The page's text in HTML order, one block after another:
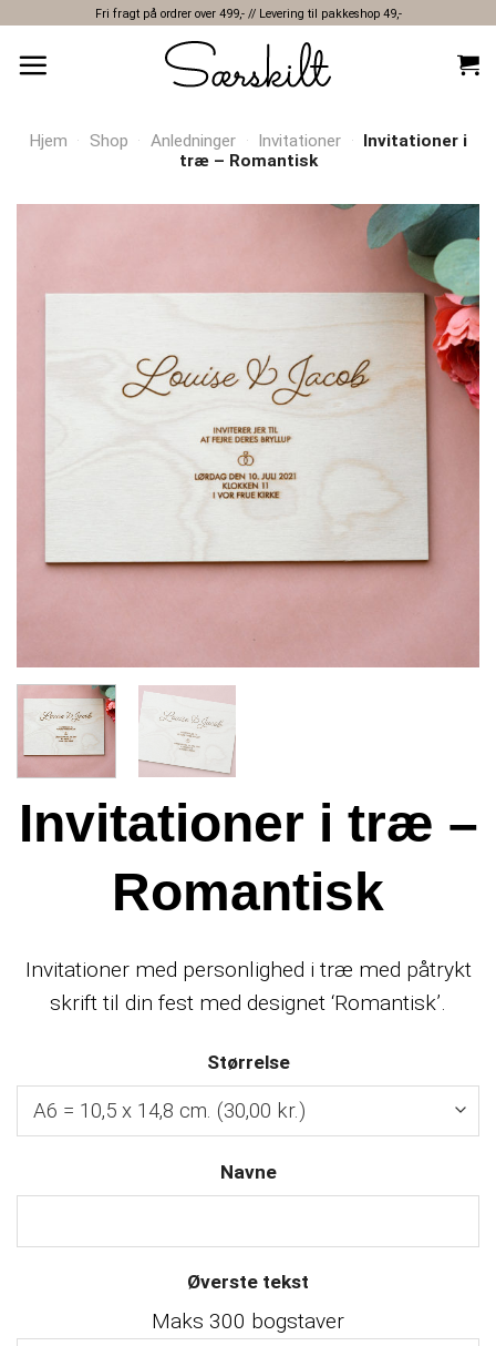
content
Fri fragt på ordrer over 499,- // Levering til pakkeshop 49,-
Hjem · Shop · Anledninger · Invitationer · Invitationer i
træ – Romantisk
Invitationer i træ –
Romantisk
Invitationer med personlighed i træ med påtrykt
skrift til din fest med designet ‘Romantisk’.
Størrelse
Navne
Øverste tekst
Maks 300 bogstaver